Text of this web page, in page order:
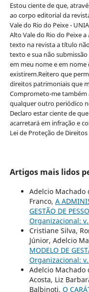
Estou ciente de que,
ao corpo editorial da
Vale do Rio do Peixe -
Alto Vale do Rio do Peixe
texto na revista a título
texto e sua não
em meu nome e em
existirem.Reitero que
direitos patrimoniais que
Comprometo-me também
qualquer outro periódico
Declaro estar ciente de
acarretará em infração e
Lei de Proteção de
Artigos mais lidos
Adelcio Machado
Franco, A
GESTÃO DE
Organizacional:
Cristiane Silva,
Júnior, Adelcio
MODELO DE
Organizacional:
Adelcio Machado
Acosta, Liz
Balbinoti, O